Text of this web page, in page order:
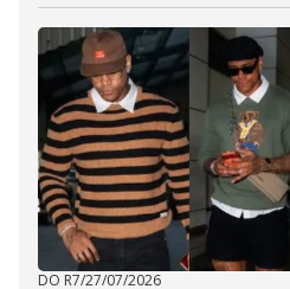
DO R7/27/07/2026